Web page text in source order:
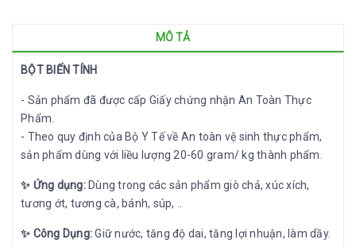
MÔ TẢ
BỘT BIẾN TÍNH
- Sản phẩm đã được cấp Giấy chứng nhận An Toàn Thực
Phẩm.
- Theo quy định của Bộ Y Tế về An toàn vệ sinh thực phẩm,
sản phẩm dùng với liều lượng 20-60 gram/ kg thành phẩm.
✨ Ứng dụng:Dùng trong các sản phẩm giò chả, xúc xích,
tương ớt, tương cà, bánh, súp, ..
✨ Công Dụng:Giữ nước, tăng độ dai, tăng lợi nhuận, làm dầy.